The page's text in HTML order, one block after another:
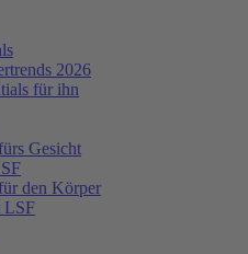
2026
für ihn
Gesicht
den Körper
LSF